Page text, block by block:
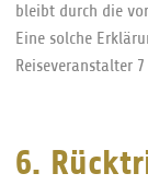
bleibt durch die
Eine solche
Reiseveranstalter
6.